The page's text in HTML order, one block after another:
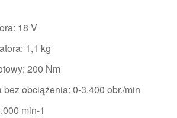
18 V
1,1 kg
200 Nm
obciążenia: 0-3.400 obr./min
min-1